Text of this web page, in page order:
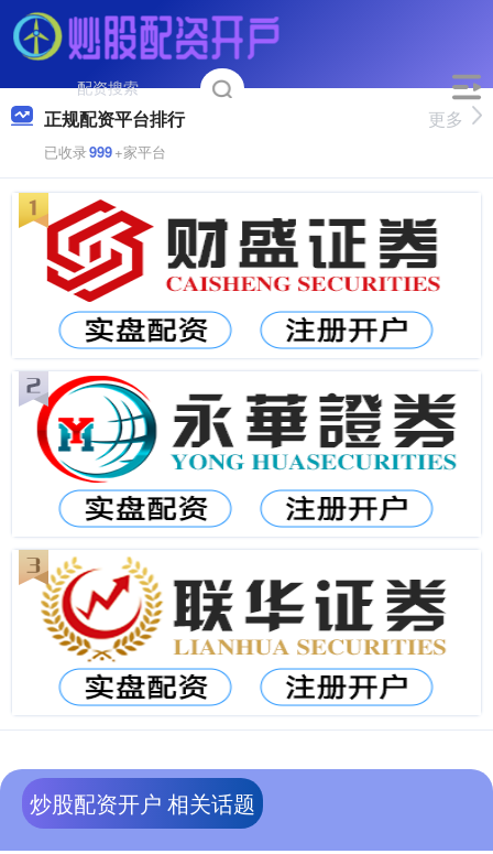
正规配资平台排行
已收录999+家平台
更多
炒股配资开户 相关话题